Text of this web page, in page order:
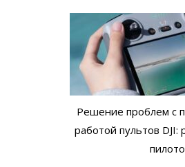
Решение проблем с
работой пультов DJI: